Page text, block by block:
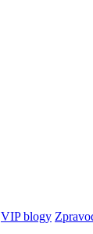
VIP blogy